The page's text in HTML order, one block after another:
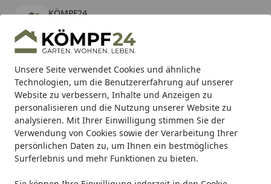
Unsere Seite verwendet Cookies und ähnliche
Technologien, um die Benutzererfahrung auf unserer
Website zu verbessern, Inhalte und Anzeigen zu
personalisieren und die Nutzung unserer Website zu
analysieren. Mit Ihrer Einwilligung stimmen Sie der
Verwendung von Cookies sowie der Verarbeitung Ihrer
persönlichen Daten zu, um Ihnen ein bestmögliches
Surferlebnis und mehr Funktionen zu bieten.
KÖMPF24
kostenlos - Im App Store
Hotline
Alle Produkte
Mein Konto
Suchen
Karibu Pools inkl. gratis Sandfilteranlage & Pool-
Starterset (Gesamtwert bis 468,99€)